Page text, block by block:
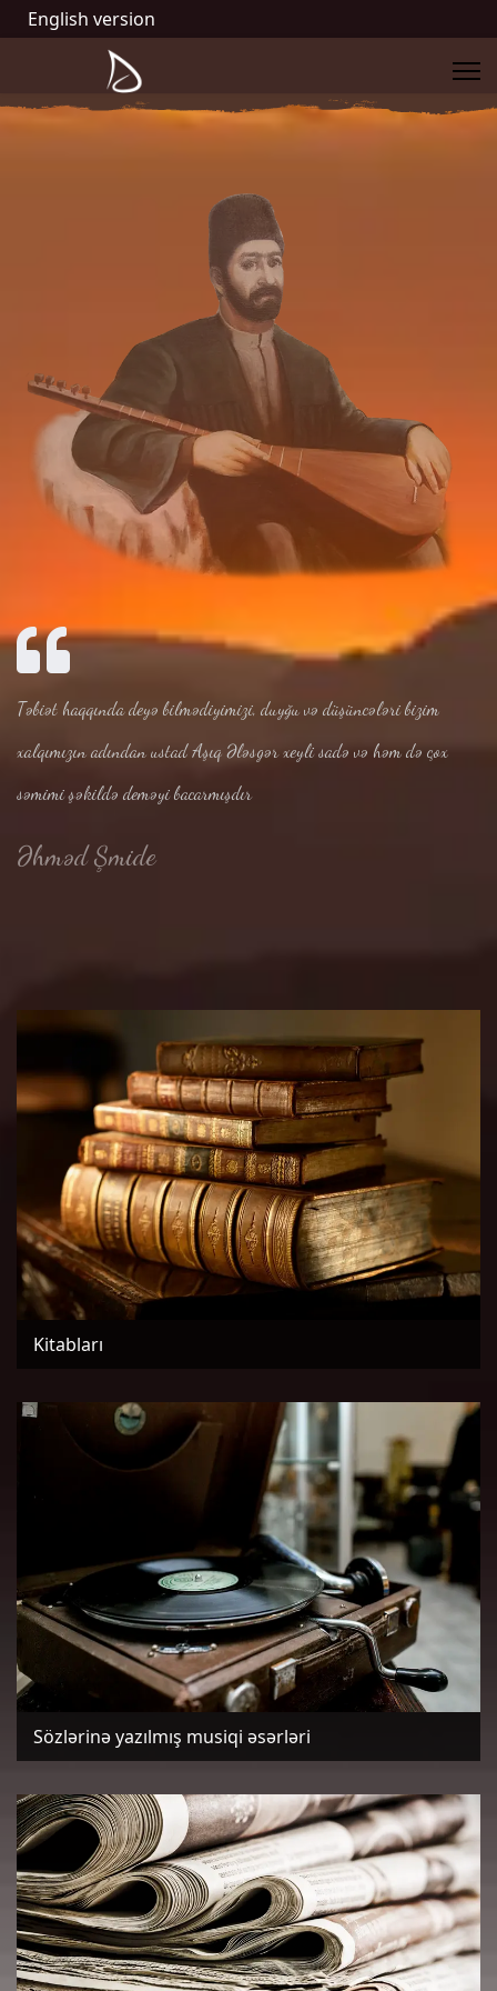
English version
Təbiət haqqında deyə bilmədiyimizi, duyğu və düşüncələri bizim
xalqımızın adından ustad Aşıq Ələsgər xeyli sadə və həm də çox
səmimi şəkildə deməyi bacarmışdır
Əhməd Şmide
Kitabları
Sözlərinə yazılmış musiqi əsərləri